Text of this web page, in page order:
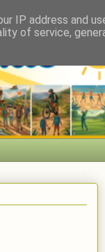
IP address and
of service,